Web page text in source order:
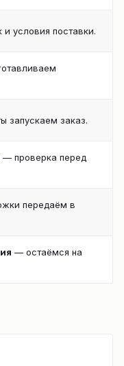
условия поставки.
запускаем заказ.
— проверка перед
передаём в
— остаёмся на